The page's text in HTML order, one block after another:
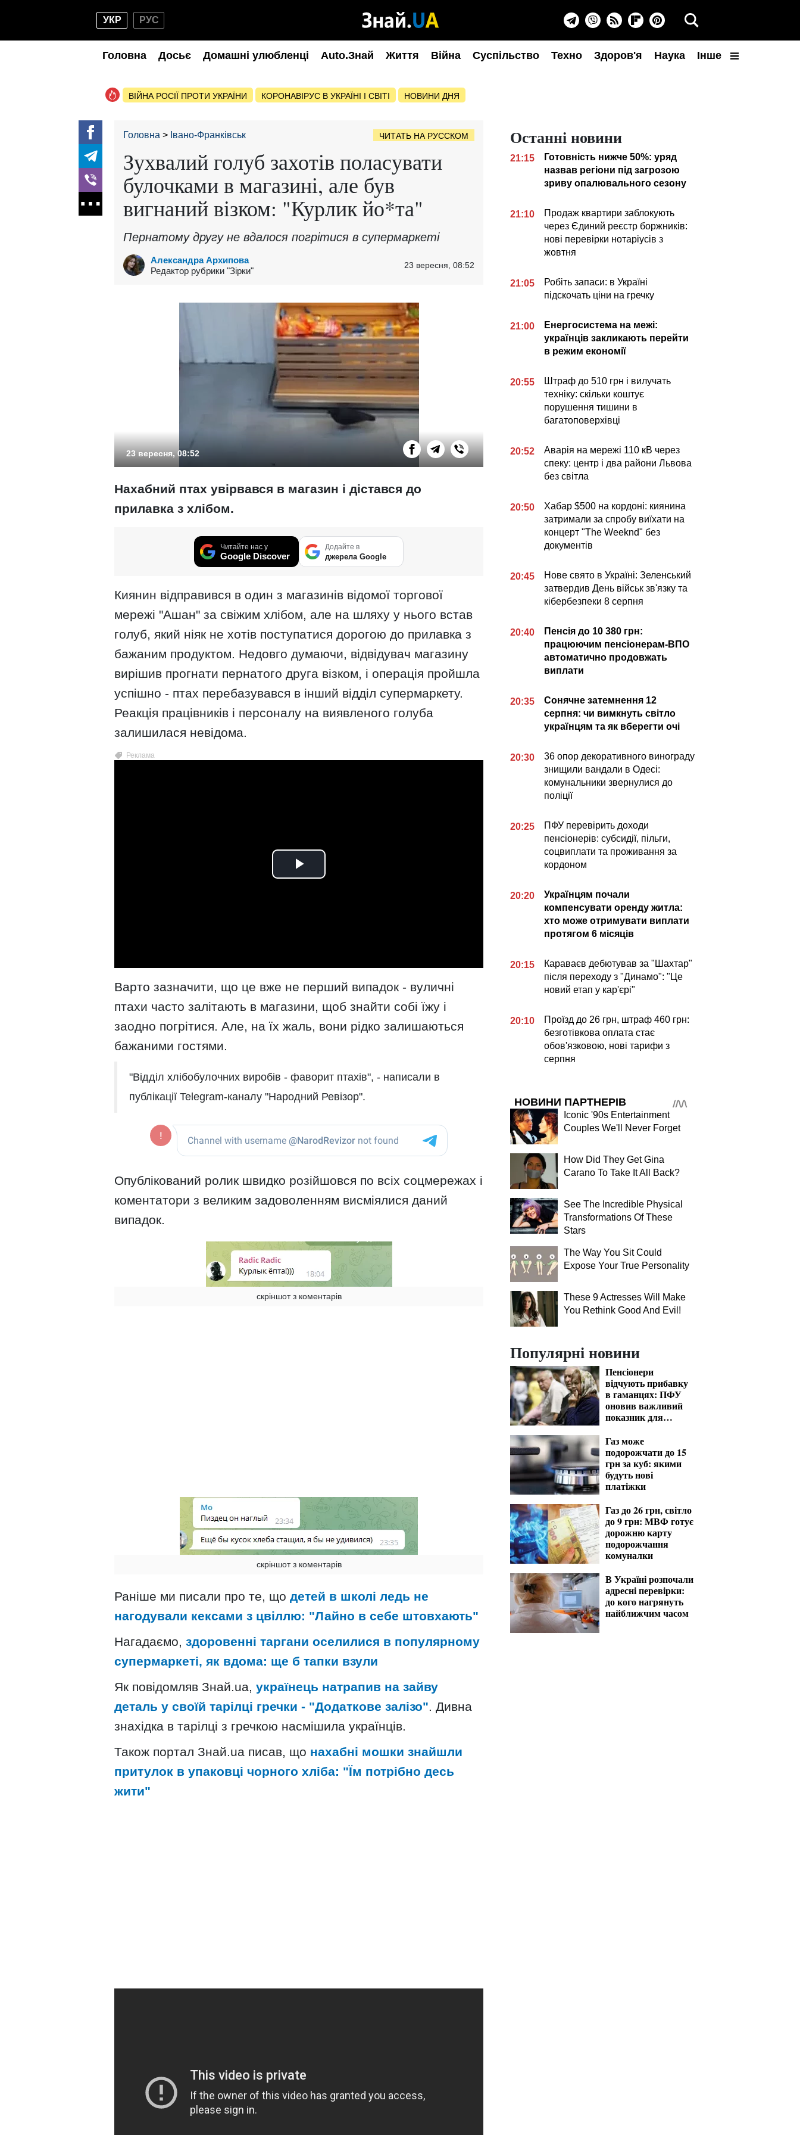
УКР РУС
Головна Досьє Домашні улюбленці Auto.Знай Життя Війна Суспільство Техно Здоров'я Наука Інше
ВІЙНА РОСІЇ ПРОТИ УКРАЇНИ КОРОНАВІРУС В УКРАЇНІ І СВІТІ НОВИНИ ДНЯ
Головна Івано-Франківськ ЧИТАТЬ НА РУССКОМ
Зухвалий голуб захотів поласувати
булочками в магазині, але був
вигнаний візком: "Курлик йо*та"
Пернатому другу не вдалося погрітися в супермаркеті
Александра Архипова
Редактор рубрики "Зірки"
23 вересня, 08:52
23 вересня, 08:52
Нахабний птах увірвався в магазин і дістався до
прилавка з хлібом.
Читайте нас у
Google Discover
Додайте в
джерела Google
Киянин відправився в один з магазинів відомої торгової
мережі "Ашан" за свіжим хлібом, але на шляху у нього встав
голуб, який ніяк не хотів поступатися дорогою до прилавка з
бажаним продуктом. Недовго думаючи, відвідувач магазину
вирішив прогнати пернатого друга візком, і операція пройшла
успішно - птах перебазувався в інший відділ супермаркету.
Реакція працівників і персоналу на виявленого голуба
залишилася невідома.
Варто зазначити, що це вже не перший випадок - вуличні
птахи часто залітають в магазини, щоб знайти собі їжу і
заодно погрітися. Але, на їх жаль, вони рідко залишаються
бажаними гостями.
"Відділ хлібобулочних виробів - фаворит птахів", - написали в
публікації Telegram-каналу "Народний Ревізор".
Опублікований ролик швидко розійшовся по всіх соцмережах і
коментатори з великим задоволенням висміялися даний
випадок.
скріншот з коментарів
скріншот з коментарів
Раніше ми писали про те, що детей в школі ледь не
нагодували кексами з цвіллю: "Лайно в себе штовхають"
Нагадаємо, здоровенні таргани оселилися в популярному
супермаркеті, як вдома: ще б тапки взули
Як повідомляв Знай.uа, українець натрапив на зайву
деталь у своїй тарілці гречки - "Додаткове залізо". Дивна
знахідка в тарілці з гречкою насмішила українців.
Також портал Знай.uа писав, що нахабні мошки знайшли
притулок в упаковці чорного хліба: "Їм потрібно десь
жити"
Останні новини
21:15
Готовність нижче 50%: уряд
назвав регіони під загрозою
зриву опалювального сезону
21:10
Продаж квартири заблокують
через Єдиний реєстр боржників:
нові перевірки нотаріусів з
жовтня
21:05
Робіть запаси: в Україні
підскочать ціни на гречку
21:00
Енергосистема на межі:
українців закликають перейти
в режим економії
20:55
Штраф до 510 грн і вилучать
техніку: скільки коштує
порушення тишини в
багатоповерхівці
20:52
Аварія на мережі 110 кВ через
спеку: центр і два райони Львова
без світла
20:50
Хабар $500 на кордоні: киянина
затримали за спробу виїхати на
концерт "The Weeknd" без
документів
20:45
Нове свято в Україні: Зеленський
затвердив День військ зв'язку та
кібербезпеки 8 серпня
20:40
Пенсія до 10 380 грн:
працюючим пенсіонерам-ВПО
автоматично продовжать
виплати
20:35
Сонячне затемнення 12
серпня: чи вимкнуть світло
українцям та як вберегти очі
20:30
36 опор декоративного винограду
знищили вандали в Одесі:
комунальники звернулися до
поліції
20:25
ПФУ перевірить доходи
пенсіонерів: субсидії, пільги,
соцвиплати та проживання за
кордоном
20:20
Українцям почали
компенсувати оренду житла:
хто може отримувати виплати
протягом 6 місяців
20:15
Караваєв дебютував за "Шахтар"
після переходу з "Динамо": "Це
новий етап у кар'єрі"
20:10
Проїзд до 26 грн, штраф 460 грн:
безготівкова оплата стає
обов'язковою, нові тарифи з
серпня
НОВИНИ ПАРТНЕРІВ
Iconic '90s Entertainment
Couples We'll Never Forget
How Did They Get Gina
Carano To Take It All Back?
See The Incredible Physical
Transformations Of These
Stars
The Way You Sit Could
Expose Your True Personality
These 9 Actresses Will Make
You Rethink Good And Evil!
Популярні новини
Пенсіонери
відчують прибавку
в гаманцях: ПФУ
оновив важливий
показник для
Газ може
подорожчати до 15
грн за куб: якими
будуть нові
платіжки
Газ до 26 грн, світло
до 9 грн: МВФ готує
дорожню карту
подорожчання
комуналки
В Україні розпочали
адресні перевірки:
до кого нагрянуть
найближчим часом